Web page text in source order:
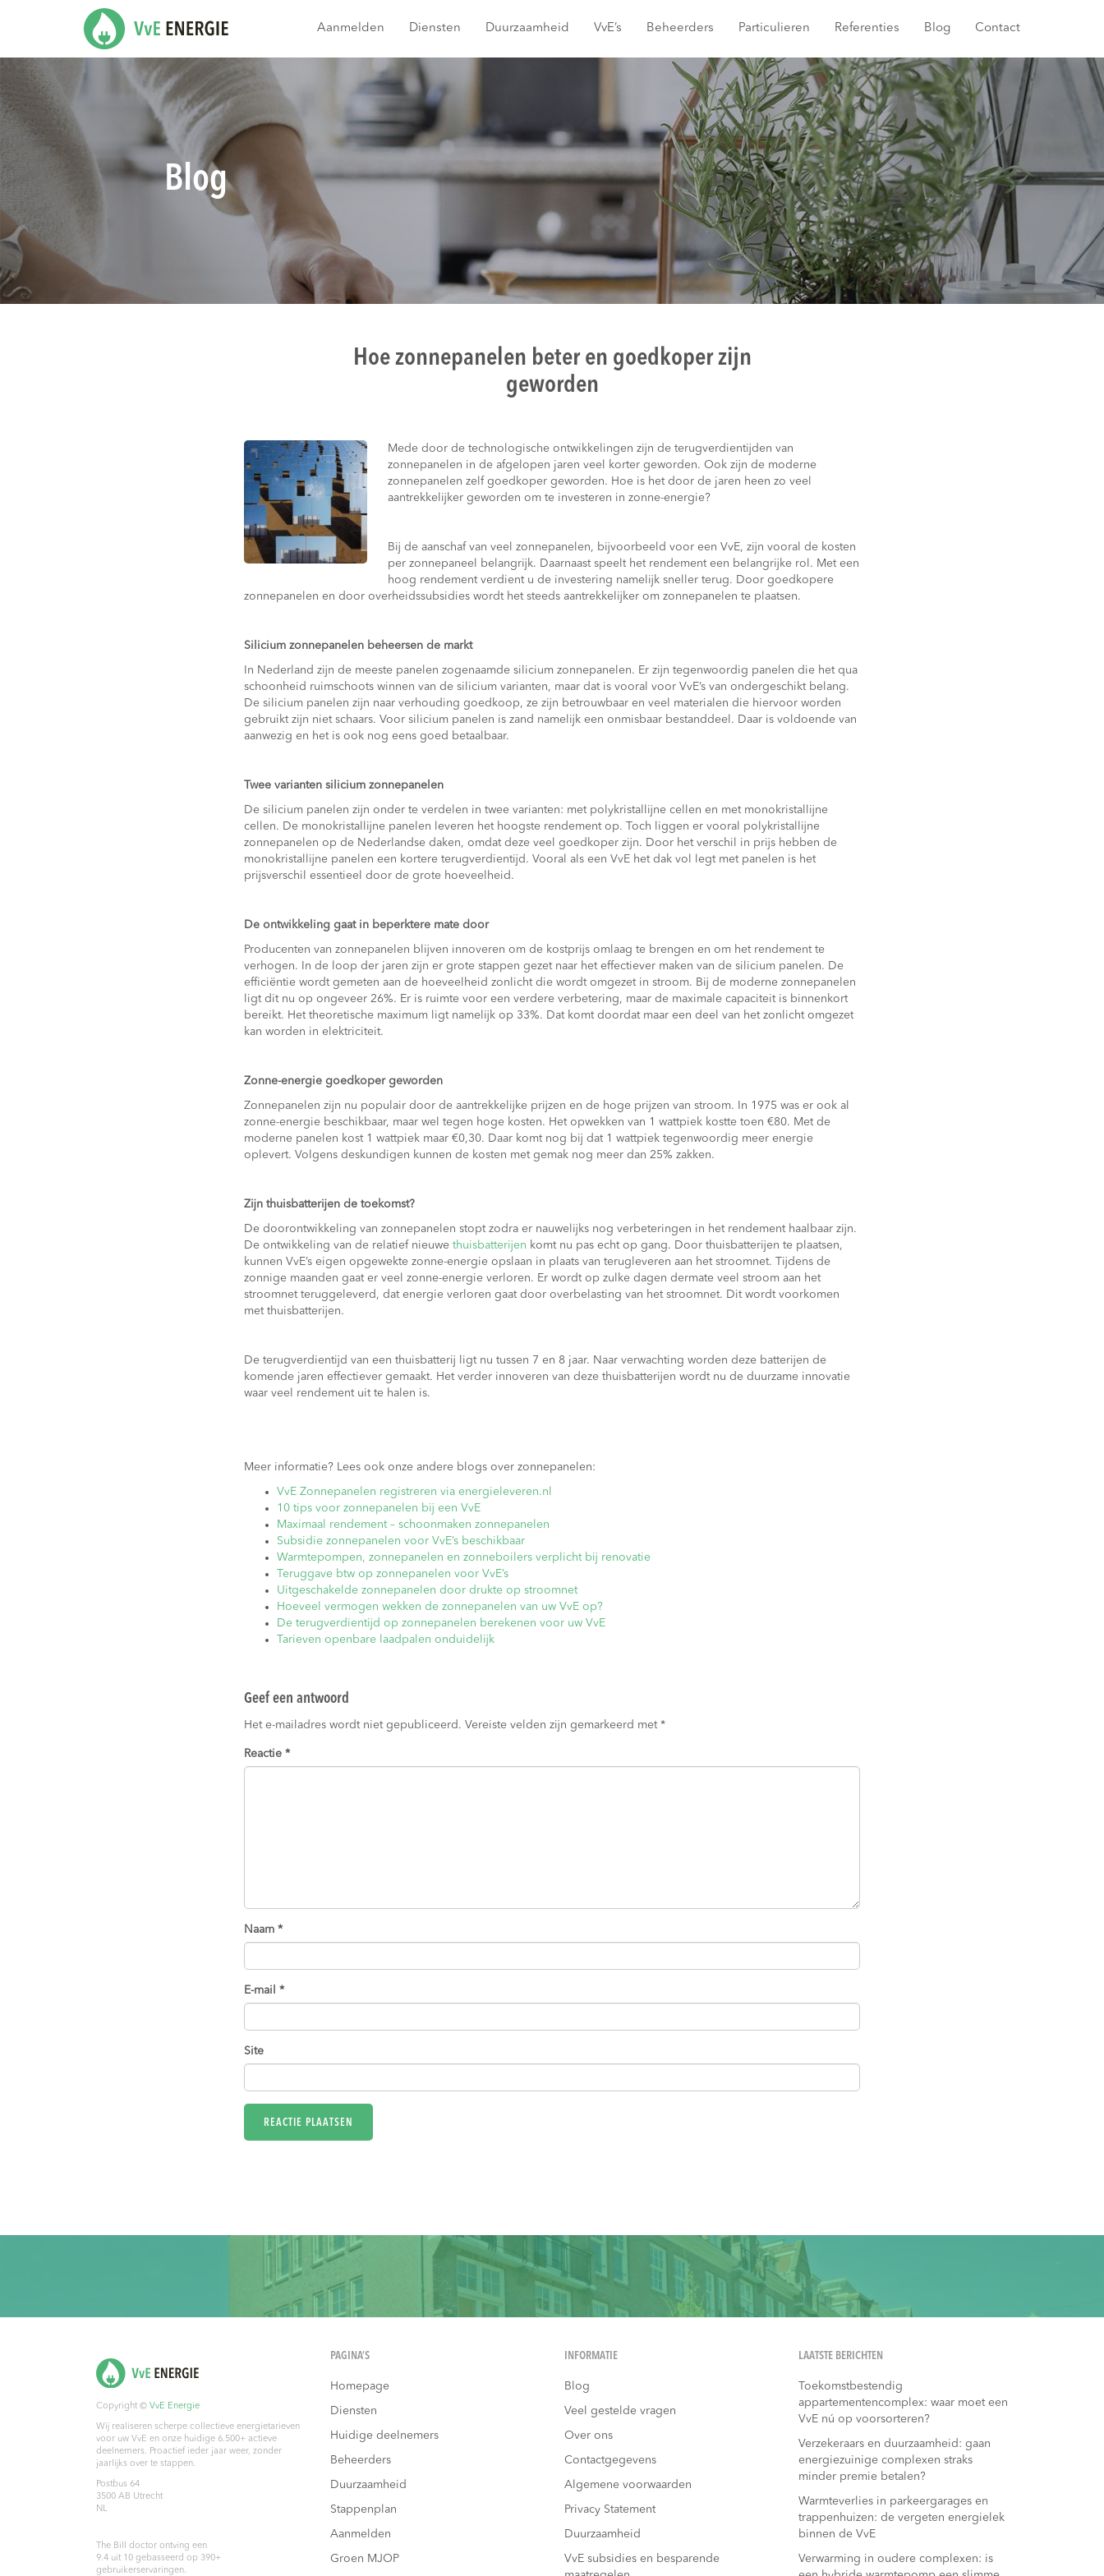
Aanmelden Diensten Duurzaamheid VvE’s Beheerders Particulieren Referenties Blog Contact
Blog
Hoe zonnepanelen beter en goedkoper zijn
geworden
Mede door de technologische ontwikkelingen zijn de terugverdientijden van
zonnepanelen in de afgelopen jaren veel korter geworden. Ook zijn de moderne
zonnepanelen zelf goedkoper geworden. Hoe is het door de jaren heen zo veel
aantrekkelijker geworden om te investeren in zonne-energie?
Bij de aanschaf van veel zonnepanelen, bijvoorbeeld voor een VvE, zijn vooral de kosten
per zonnepaneel belangrijk. Daarnaast speelt het rendement een belangrijke rol. Met een
hoog rendement verdient u de investering namelijk sneller terug. Door goedkopere
zonnepanelen en door overheidssubsidies wordt het steeds aantrekkelijker om zonnepanelen te plaatsen.
Silicium zonnepanelen beheersen de markt
In Nederland zijn de meeste panelen zogenaamde silicium zonnepanelen. Er zijn tegenwoordig panelen die het qua
schoonheid ruimschoots winnen van de silicium varianten, maar dat is vooral voor VvE’s van ondergeschikt belang.
De silicium panelen zijn naar verhouding goedkoop, ze zijn betrouwbaar en veel materialen die hiervoor worden
gebruikt zijn niet schaars. Voor silicium panelen is zand namelijk een onmisbaar bestanddeel. Daar is voldoende van
aanwezig en het is ook nog eens goed betaalbaar.
Twee varianten silicium zonnepanelen
De silicium panelen zijn onder te verdelen in twee varianten: met polykristallijne cellen en met monokristallijne
cellen. De monokristallijne panelen leveren het hoogste rendement op. Toch liggen er vooral polykristallijne
zonnepanelen op de Nederlandse daken, omdat deze veel goedkoper zijn. Door het verschil in prijs hebben de
monokristallijne panelen een kortere terugverdientijd. Vooral als een VvE het dak vol legt met panelen is het
prijsverschil essentieel door de grote hoeveelheid.
De ontwikkeling gaat in beperktere mate door
Producenten van zonnepanelen blijven innoveren om de kostprijs omlaag te brengen en om het rendement te
verhogen. In de loop der jaren zijn er grote stappen gezet naar het effectiever maken van de silicium panelen. De
efficiëntie wordt gemeten aan de hoeveelheid zonlicht die wordt omgezet in stroom. Bij de moderne zonnepanelen
ligt dit nu op ongeveer 26%. Er is ruimte voor een verdere verbetering, maar de maximale capaciteit is binnenkort
bereikt. Het theoretische maximum ligt namelijk op 33%. Dat komt doordat maar een deel van het zonlicht omgezet
kan worden in elektriciteit.
Zonne-energie goedkoper geworden
Zonnepanelen zijn nu populair door de aantrekkelijke prijzen en de hoge prijzen van stroom. In 1975 was er ook al
zonne-energie beschikbaar, maar wel tegen hoge kosten. Het opwekken van 1 wattpiek kostte toen €80. Met de
moderne panelen kost 1 wattpiek maar €0,30. Daar komt nog bij dat 1 wattpiek tegenwoordig meer energie
oplevert. Volgens deskundigen kunnen de kosten met gemak nog meer dan 25% zakken.
Zijn thuisbatterijen de toekomst?
De doorontwikkeling van zonnepanelen stopt zodra er nauwelijks nog verbeteringen in het rendement haalbaar zijn.
De ontwikkeling van de relatief nieuwe thuisbatterijen komt nu pas echt op gang. Door thuisbatterijen te plaatsen,
kunnen VvE’s eigen opgewekte zonne-energie opslaan in plaats van terugleveren aan het stroomnet. Tijdens de
zonnige maanden gaat er veel zonne-energie verloren. Er wordt op zulke dagen dermate veel stroom aan het
stroomnet teruggeleverd, dat energie verloren gaat door overbelasting van het stroomnet. Dit wordt voorkomen
met thuisbatterijen.
De terugverdientijd van een thuisbatterij ligt nu tussen 7 en 8 jaar. Naar verwachting worden deze batterijen de
komende jaren effectiever gemaakt. Het verder innoveren van deze thuisbatterijen wordt nu de duurzame innovatie
waar veel rendement uit te halen is.
Meer informatie? Lees ook onze andere blogs over zonnepanelen:
VvE Zonnepanelen registreren via energieleveren.nl
10 tips voor zonnepanelen bij een VvE
Maximaal rendement – schoonmaken zonnepanelen
Subsidie zonnepanelen voor VvE’s beschikbaar
Warmtepompen, zonnepanelen en zonneboilers verplicht bij renovatie
Teruggave btw op zonnepanelen voor VvE’s
Uitgeschakelde zonnepanelen door drukte op stroomnet
Hoeveel vermogen wekken de zonnepanelen van uw VvE op?
De terugverdientijd op zonnepanelen berekenen voor uw VvE
Tarieven openbare laadpalen onduidelijk
Geef een antwoord
Het e-mailadres wordt niet gepubliceerd. Vereiste velden zijn gemarkeerd met *
Reactie *
Naam *
E-mail *
Site
Copyright © VvE Energie
Wij realiseren scherpe collectieve energietarieven
voor uw VvE en onze huidige 6.500+ actieve
deelnemers. Proactief ieder jaar weer, zonder
jaarlijks over te stappen.
Postbus 64
3500 AB Utrecht
NL
The Bill doctor ontving een
9.4 uit 10 gebasseerd op 390+
gebruikerservaringen.
PAGINA’S
Homepage
Diensten
Huidige deelnemers
Beheerders
Duurzaamheid
Stappenplan
Aanmelden
Groen MJOP
INFORMATIE
Blog
Veel gestelde vragen
Over ons
Contactgegevens
Algemene voorwaarden
Privacy Statement
Duurzaamheid
VvE subsidies en besparende
LAATSTE BERICHTEN
Toekomstbestendig
appartementencomplex: waar moet een
VvE nú op voorsorteren?
Verzekeraars en duurzaamheid: gaan
energiezuinige complexen straks
minder premie betalen?
Warmteverlies in parkeergarages en
trappenhuizen: de vergeten energielek
binnen de VvE
Verwarming in oudere complexen: is